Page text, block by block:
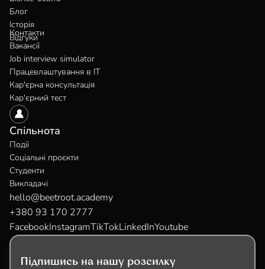
Спільнота
Події
Соціальні проєкти
Студенти
Викладачі
Блог
Історія
Відгуки
Контакти
Вакансії
Job interview simulator
Працевлаштування в IT
Кар'єрна консультація
Кар'єрний тест
hello@beetroot.academy
+380 93 170 2777
FacebookInstagramTikTokLinkedInYoutube
Підпишись на нашу розсилку